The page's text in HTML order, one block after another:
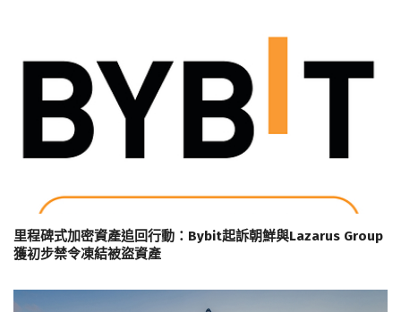
里程碑式加密資產追回行動：Bybit起訴朝鮮與Lazarus Group
獲初步禁令凍結被盜資產